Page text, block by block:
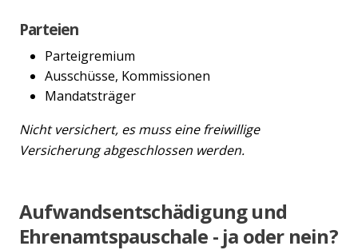
Parteien
Parteigremium
Ausschüsse, Kommissionen
Mandatsträger
Nicht versichert, es muss eine freiwillige
Versicherung abgeschlossen werden.
Aufwandsentschädigung und
Ehrenamtspauschale - ja oder nein?